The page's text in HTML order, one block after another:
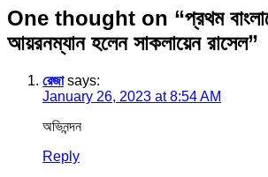
One thought on “প্রথম
আয়রনম্যান হলেন সাকলায়েন রাসেল”
রেজা says:
January 26, 2023 at 8:54 AM
অভিনন্দন
Reply